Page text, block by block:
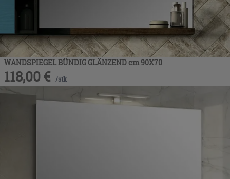
WANDSPIEGEL BÜNDIG GLÄNZEND cm 90X70
118,00 € /stk